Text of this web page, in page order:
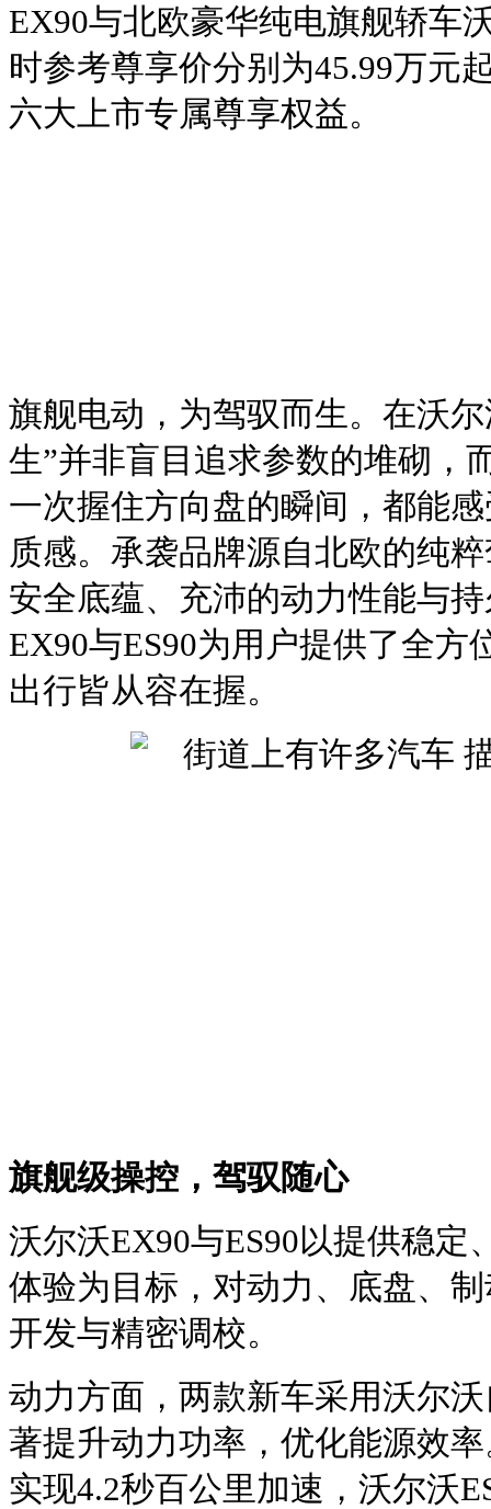
EX90与北欧豪华纯电旗舰轿车
时参考尊享价分别为45.99万元
六大上市专属尊享权益。
旗舰电动，为驾驭而生。在沃
生”并非盲目追求参数的堆砌，
一次握住方向盘的瞬间，都能
质感。承袭品牌源自北欧的纯
安全底蕴、充沛的动力性能与
EX90与ES90为用户提供了全方
出行皆从容在握。
旗舰级操控，驾驭随心
沃尔沃EX90与ES90以提供稳定
体验为目标，对动力、底盘、
开发与精密调校。
动力方面，两款新车采用沃尔
著提升动力功率，优化能源效
实现4.2秒百公里加速，沃尔沃